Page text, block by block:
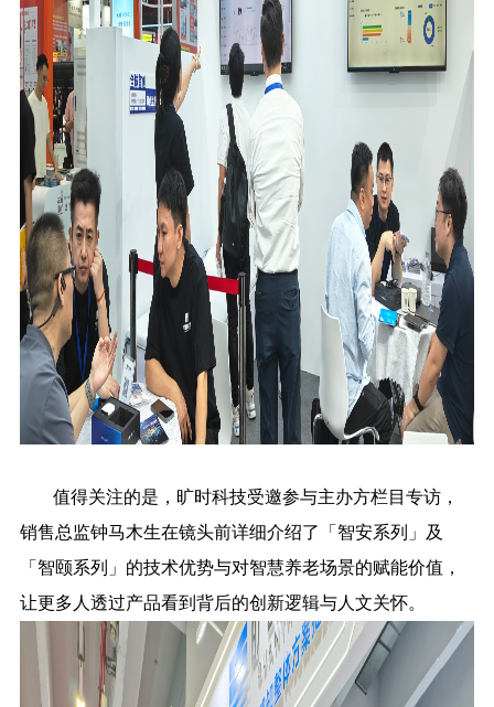
值得关注的是，旷时科技受邀参与主办方栏目专访，
销售总监钟马木生在镜头前详细介绍了「智安系列」及
「智颐系列」的技术优势与对智慧养老场景的赋能价值，
让更多人透过产品看到背后的创新逻辑与人文关怀。